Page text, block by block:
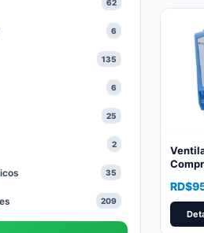
62
6
135
6
25
2
35
209
RD$